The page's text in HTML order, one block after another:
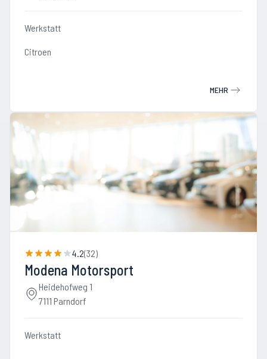
Werkstatt
Citroen
MEHR
4.2(32)
Modena Motorsport
Heidehofweg 1
7111 Parndorf
Werkstatt